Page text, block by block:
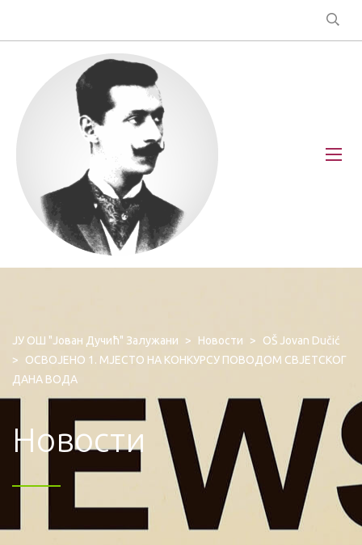
ЈУ ОШ "Јован Дучић" Залужани > Новости >
OŠ Jovan Dučić
>
ОСВОЈЕНО 1. МЈЕСТО НА КОНКУРСУ ПОВОДОМ СВЈЕТСКОГ
ДАНА ВОДА
Новости